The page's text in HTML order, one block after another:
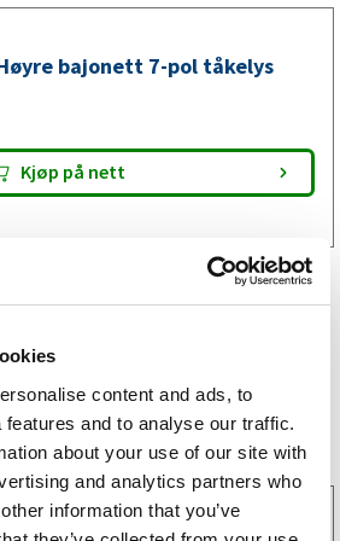
content and ads, to
and to analyse our traffic.
about your use of our site with
and analytics partners who
information that you’ve
bajonett 7-pol tåkelys
Kjøp på nett